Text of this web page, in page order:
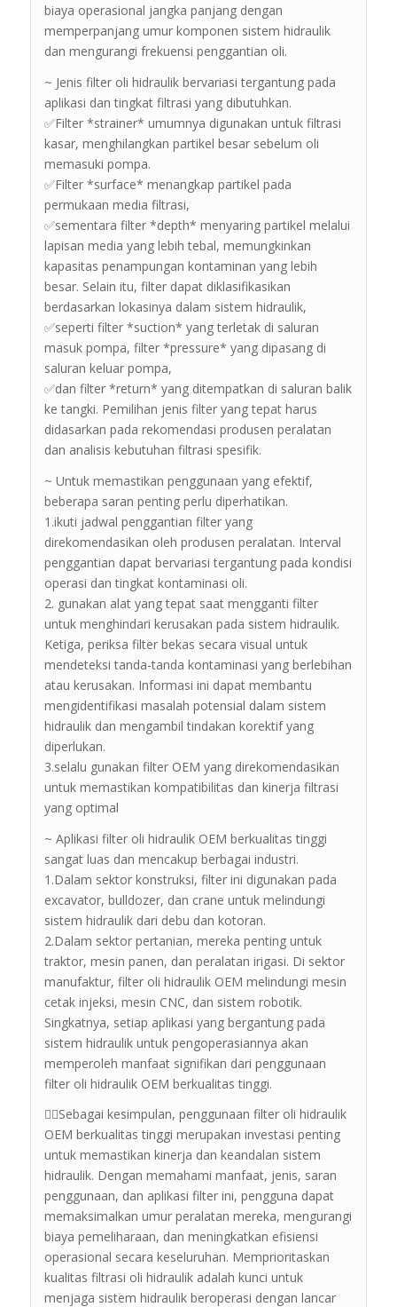
biaya operasional jangka panjang dengan
memperpanjang umur komponen sistem hidraulik
dan mengurangi frekuensi penggantian oli.
~ Jenis filter oli hidraulik bervariasi tergantung pada
aplikasi dan tingkat filtrasi yang dibutuhkan.
✅Filter *strainer* umumnya digunakan untuk filtrasi
kasar, menghilangkan partikel besar sebelum oli
memasuki pompa.
✅Filter *surface* menangkap partikel pada
permukaan media filtrasi,
✅sementara filter *depth* menyaring partikel melalui
lapisan media yang lebih tebal, memungkinkan
kapasitas penampungan kontaminan yang lebih
besar. Selain itu, filter dapat diklasifikasikan
berdasarkan lokasinya dalam sistem hidraulik,
✅seperti filter *suction* yang terletak di saluran
masuk pompa, filter *pressure* yang dipasang di
saluran keluar pompa,
✅dan filter *return* yang ditempatkan di saluran balik
ke tangki. Pemilihan jenis filter yang tepat harus
didasarkan pada rekomendasi produsen peralatan
dan analisis kebutuhan filtrasi spesifik.
~ Untuk memastikan penggunaan yang efektif,
beberapa saran penting perlu diperhatikan.
1.ikuti jadwal penggantian filter yang
direkomendasikan oleh produsen peralatan. Interval
penggantian dapat bervariasi tergantung pada kondisi
operasi dan tingkat kontaminasi oli.
2. gunakan alat yang tepat saat mengganti filter
untuk menghindari kerusakan pada sistem hidraulik.
Ketiga, periksa filter bekas secara visual untuk
mendeteksi tanda-tanda kontaminasi yang berlebihan
atau kerusakan. Informasi ini dapat membantu
mengidentifikasi masalah potensial dalam sistem
hidraulik dan mengambil tindakan korektif yang
diperlukan.
3.selalu gunakan filter OEM yang direkomendasikan
untuk memastikan kompatibilitas dan kinerja filtrasi
yang optimal
~ Aplikasi filter oli hidraulik OEM berkualitas tinggi
sangat luas dan mencakup berbagai industri.
1.Dalam sektor konstruksi, filter ini digunakan pada
excavator, bulldozer, dan crane untuk melindungi
sistem hidraulik dari debu dan kotoran.
2.Dalam sektor pertanian, mereka penting untuk
traktor, mesin panen, dan peralatan irigasi. Di sektor
manufaktur, filter oli hidraulik OEM melindungi mesin
cetak injeksi, mesin CNC, dan sistem robotik.
Singkatnya, setiap aplikasi yang bergantung pada
sistem hidraulik untuk pengoperasiannya akan
memperoleh manfaat signifikan dari penggunaan
filter oli hidraulik OEM berkualitas tinggi.
💁‍♂️Sebagai kesimpulan, penggunaan filter oli hidraulik
OEM berkualitas tinggi merupakan investasi penting
untuk memastikan kinerja dan keandalan sistem
hidraulik. Dengan memahami manfaat, jenis, saran
penggunaan, dan aplikasi filter ini, pengguna dapat
memaksimalkan umur peralatan mereka, mengurangi
biaya pemeliharaan, dan meningkatkan efisiensi
operasional secara keseluruhan. Memprioritaskan
kualitas filtrasi oli hidraulik adalah kunci untuk
menjaga sistem hidraulik beroperasi dengan lancar